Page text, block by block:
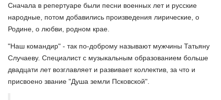
Сначала в репертуаре были песни военных лет и русские
народные, потом добавились произведения лирические, о
Родине, о любви, родном крае.
"Наш командир" - так по-доброму называют мужчины Татьяну
Случаеву. Специалист с музыкальным образованием больше
двадцати лет возглавляет и развивает коллектив, за что и
присвоено звание "Душа земли Псковской".